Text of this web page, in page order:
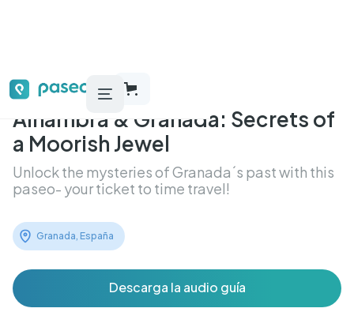
Alhambra & Granada: Secrets of
a Moorish Jewel
Unlock the mysteries of Granada´s past with this
paseo- your ticket to time travel!
Granada, España
Descarga la audio guía